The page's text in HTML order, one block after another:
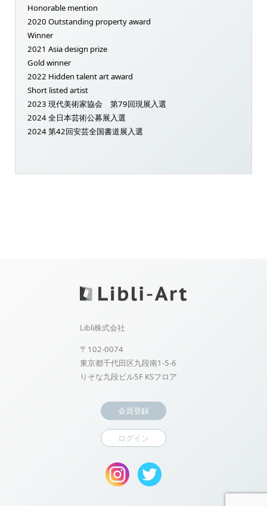
Honorable mention
2020 Outstanding property award
Winner
2021 Asia design prize
Gold winner
2022 Hidden talent art award
Short listed artist
2023 現代美術家協会 第79回現展入選
2024 全日本芸術公募展入選
2024 第42回安芸全国書道展入選
Libli株式会社
〒102-0074
東京都千代田区九段南1-5-6
りそな九段ビル5F KSフロア
会員登録
ログイン